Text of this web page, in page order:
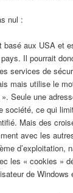
nul :
basé aux USA et
Il pourrait
services de
mais utilise le
Seule une
société, ce qui
Mais des
avec les
d’exploitation,
les « cookies »
de Windows